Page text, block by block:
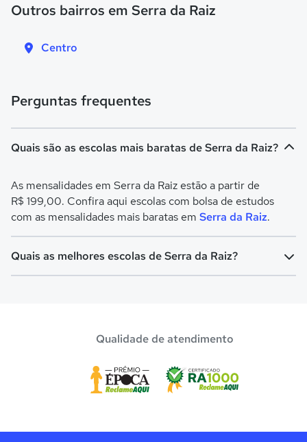
Outros bairros em Serra da Raiz
Centro
Perguntas frequentes
Quais são as escolas mais baratas de Serra da Raiz?
As mensalidades em Serra da Raiz estão a partir de
R$ 199,00. Confira aqui escolas com bolsa de estudos
com as mensalidades mais baratas em Serra da Raiz.
Quais as melhores escolas de Serra da Raiz?
Qualidade de atendimento